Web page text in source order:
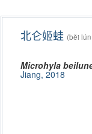
北仑姬蛙 (běi
Microhyla
Jiang, 2018